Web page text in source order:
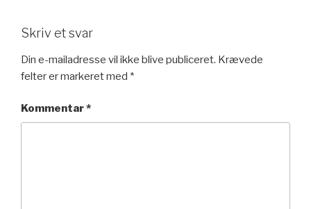
Skriv et svar
Din e-mailadresse vil ikke blive publiceret. Krævede
felter er markeret med *
Kommentar*